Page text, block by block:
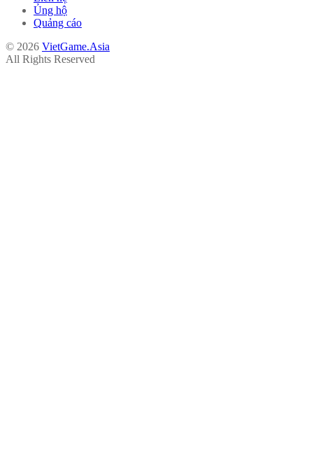
Ủng hộ
Quảng cáo
© 2026 VietGame.Asia
All Rights Reserved